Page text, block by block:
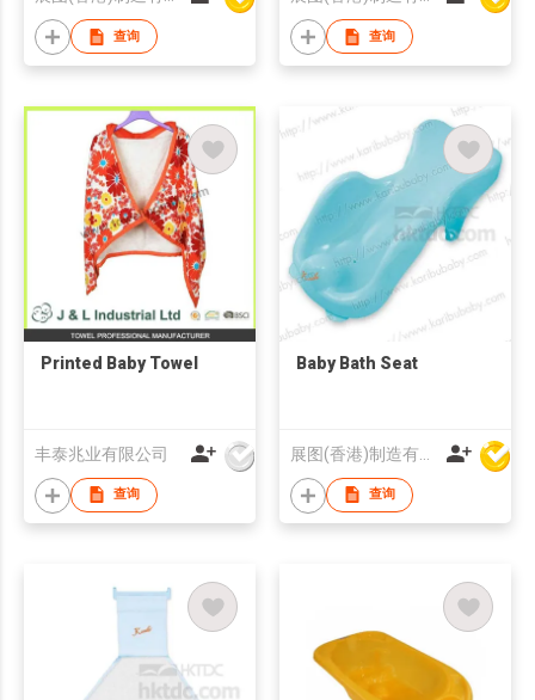
查询 查询
Printed Baby Towel
丰泰兆业有限公司
查询
Baby Bath Seat
查询